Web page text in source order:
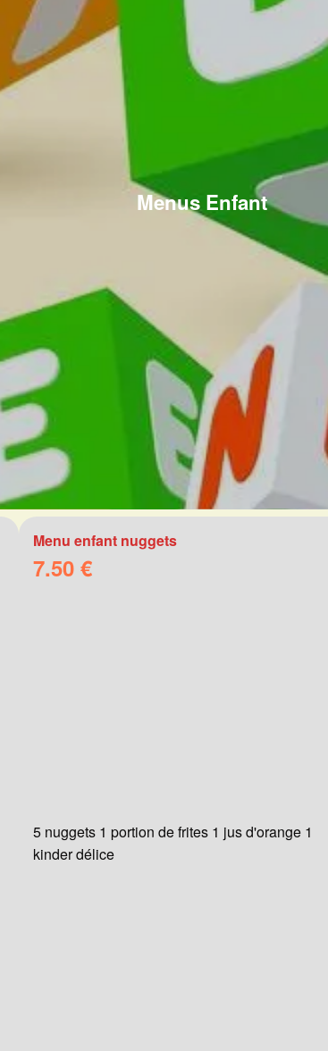
Menus Enfant
Menu enfant nuggets
7.50 €
5 nuggets 1 portion de frites 1 jus d'orange 1
kinder délice